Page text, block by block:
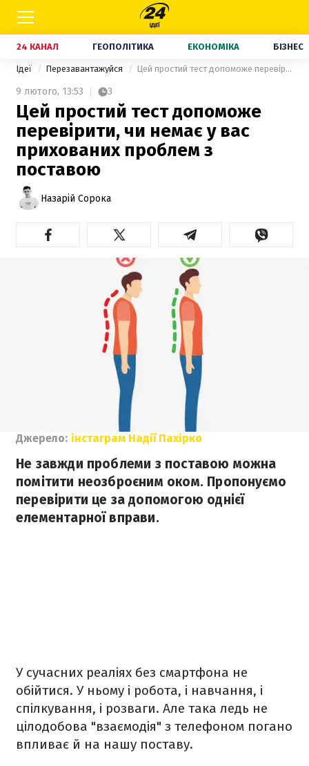
24 КАНАЛ ГЕОПОЛІТИКА ЕКОНОМІКА БІЗНЕС
Ідеї Перезавантажуйся Цей простий тест допоможе перевірити, чи немає у вас прихованих проблем з поставою
9 лютого, 13:53 3
Цей простий тест допоможе
перевірити, чи немає у вас
прихованих проблем з
поставою
Назарій Сорока
Джерело: інстаграм Надії Пахірко
Не завжди проблеми з поставою можна
помітити неозброєним оком. Пропонуємо
перевірити це за допомогою однієї
елементарної вправи.
У сучасних реаліях без смартфона не
обійтися. У ньому і робота, і навчання, і
спілкування, і розваги. Але така ледь не
цілодобова "взаємодія" з телефоном погано
впливає й на нашу поставу.